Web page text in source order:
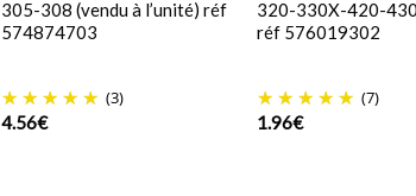
305-308 (vendu à l’unité) réf
574874703
(3)
4.56€
320-330X-420-
réf 576019302
(7)
1.96€